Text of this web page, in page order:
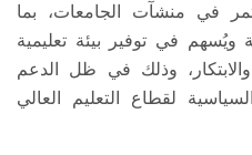
في منشآت الجامعات، بما
ويُسهم في توفير بيئة تعليمية
وذلك في ظل الدعم
لقطاع التعليم العالي